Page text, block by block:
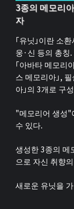
3종의 메모리
자
「유닛」이란 소
웅·신 등의 총칭
「아바타 메모리
스 메모리아」,
아」의 3개로 구
"메모리어 생성"
수 있다.
생성한 3종의 메
으로 자신 취향
새로운 유닛을